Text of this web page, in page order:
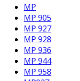
MP
MP 905
MP 927
MP 928
MP 936
MP 944
MP 958